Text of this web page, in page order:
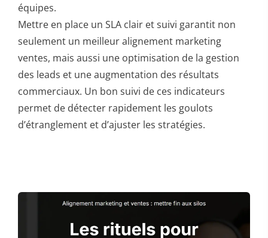
équipes.
Mettre en place un SLA clair et suivi garantit non
seulement un meilleur alignement marketing
ventes, mais aussi une optimisation de la gestion
des leads et une augmentation des résultats
commerciaux. Un bon suivi de ces indicateurs
permet de détecter rapidement les goulots
d’étranglement et d’ajuster les stratégies.